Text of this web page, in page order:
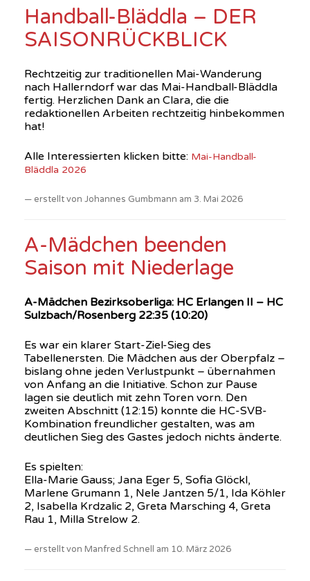
Handball-Bläddla – DER
SAISONRÜCKBLICK
Rechtzeitig zur traditionellen Mai-Wanderung
nach Hallerndorf war das Mai-Handball-Bläddla
fertig. Herzlichen Dank an Clara, die die
redaktionellen Arbeiten rechtzeitig hinbekommen
hat!
Alle Interessierten klicken bitte: Mai-Handball-
Bläddla 2026
erstellt von Johannes Gumbmann am 3. Mai 2026
A-Mädchen beenden
Saison mit Niederlage
A-Mädchen Bezirksoberliga: HC Erlangen II – HC
Sulzbach/Rosenberg 22:35 (10:20)
Es war ein klarer Start-Ziel-Sieg des
Tabellenersten. Die Mädchen aus der Oberpfalz –
bislang ohne jeden Verlustpunkt – übernahmen
von Anfang an die Initiative. Schon zur Pause
lagen sie deutlich mit zehn Toren vorn. Den
zweiten Abschnitt (12:15) konnte die HC-SVB-
Kombination freundlicher gestalten, was am
deutlichen Sieg des Gastes jedoch nichts änderte.
Es spielten:
Ella-Marie Gauss; Jana Eger 5, Sofia Glöckl,
Marlene Grumann 1, Nele Jantzen 5/1, Ida Köhler
2, Isabella Krdzalic 2, Greta Marsching 4, Greta
Rau 1, Milla Strelow 2.
erstellt von Manfred Schnell am 10. März 2026